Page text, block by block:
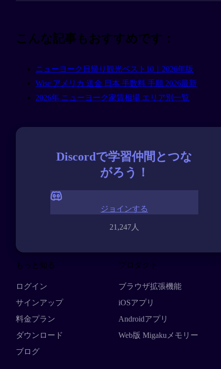
こんな記事もおすすめです：
ニューヨーク日帰り観光ベスト10｜2026年版
Wise アメリカ 送金 日本 手数料 手順 2026最新
2026年 ニューヨーク家賃相場 エリア別一覧
Discordで学習仲間とつな
がろう！
21,247人
ジョインする
もっと知る
ログイン
サインアップ
料金プラン
ダウンロード
ブログ
プロダクト
ブラウザ拡張機能
iOSアプリ
Androidアプリ
Web版 Migakuメモリー